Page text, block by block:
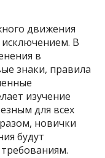
движения
исключением. В
в
знаки, правила
изучение
для всех
новички
будут